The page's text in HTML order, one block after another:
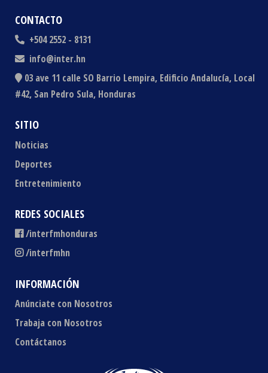
CONTACTO
+504 2552 - 8131
info@inter.hn
03 ave 11 calle SO Barrio Lempira, Edificio Andalucía, Local
#42, San Pedro Sula, Honduras
SITIO
Noticias
Deportes
Entretenimiento
REDES SOCIALES
/interfmhonduras
/interfmhn
INFORMACIÓN
Anúnciate con Nosotros
Trabaja con Nosotros
Contáctanos